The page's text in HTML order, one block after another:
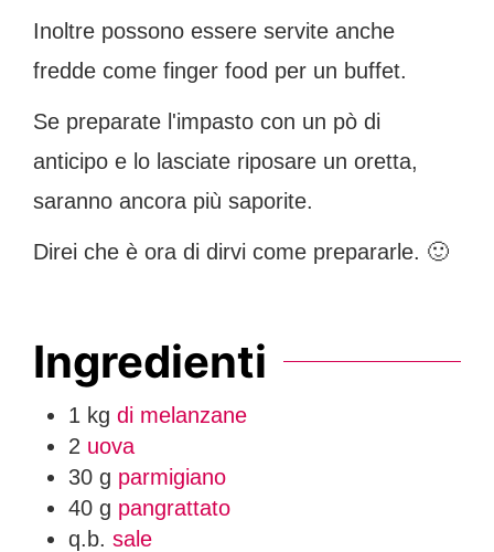
Inoltre possono essere servite anche
fredde come finger food per un buffet.
Se preparate l'impasto con un pò di
anticipo e lo lasciate riposare un oretta,
saranno ancora più saporite.
Direi che è ora di dirvi come prepararle. 🙂
Ingredienti
1 kg di melanzane
2 uova
30 g parmigiano
40 g pangrattato
q.b. sale